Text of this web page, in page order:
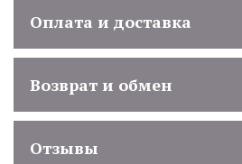
Оплата и доставка
Возврат и обмен
Отзывы